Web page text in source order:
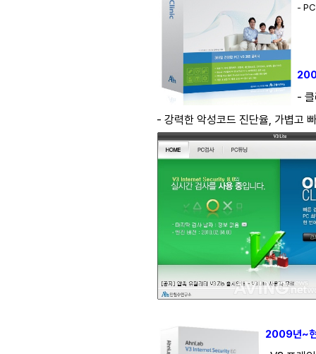
-
-
- 강력한 악성코드 진단율, 가볍고
2009년~